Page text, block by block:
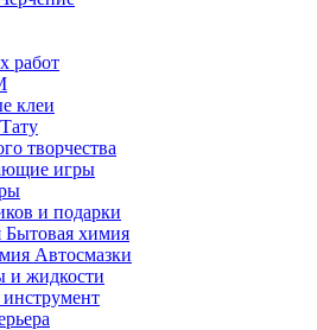
работ
клеи
творчества
игры
и подарки
Бытовая химия
Автосмазки
и жидкости